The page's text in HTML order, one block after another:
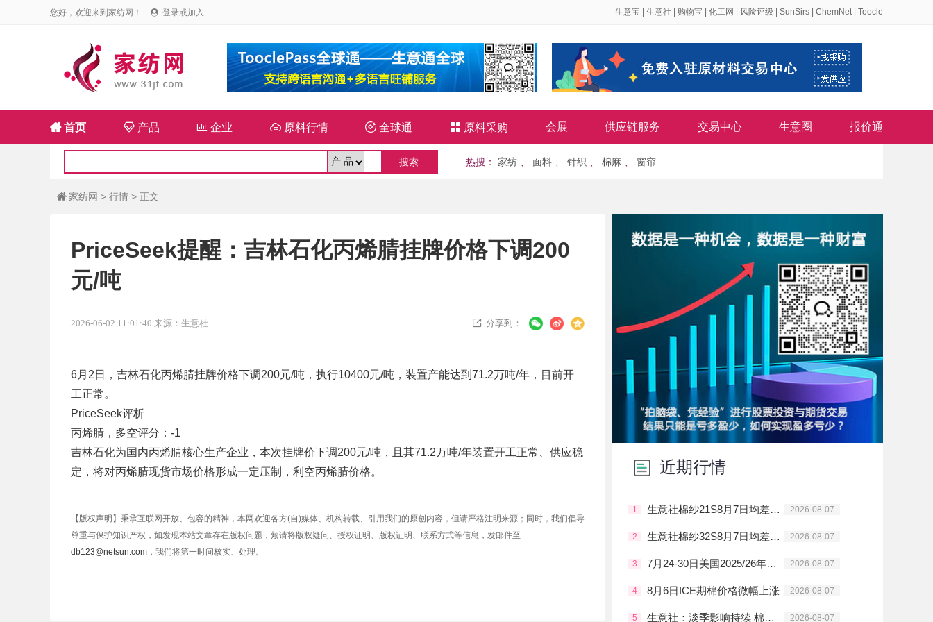
您好，欢迎来到家纺网！  登录或加入 生意宝 生意社 购物宝 化工网 风险评级 SunSirs ChemNet| Toocle
首页 产品  企业 原料行情  全球通  原料采购 会展 供应链服务 交易中心 生意圈 报价通
热搜 ： 家纺 面料 针织 棉麻 窗帘
 家纺网 > 行情 > 正文
PriceSeek提醒：吉林石化丙烯腈挂牌价格下调200
元/吨
2026-06-02 11:01:40 来源：生意社  分享到：
6月2日，吉林石化丙烯腈挂牌价格下调200元/吨，执行10400元/吨，装置产能达到71.2万吨/年，目前开
工正常。
PriceSeek评析
丙烯腈，多空评分：-1
吉林石化为国内丙烯腈核心生产企业，本次挂牌价下调200元/吨，且其71.2万吨/年装置开工正常、供应稳
定，将对丙烯腈现货市场价格形成一定压制，利空丙烯腈价格。
【版权声明】秉承互联网开放、包容的精神，本网欢迎各方(自)媒体、机构转载、引用我们的原创内容，但请严格注明来源；同时，我们倡导
尊重与保护知识产权，如发现本站文章存在版权问题，烦请将版权疑问、授权证明、版权证明、联系方式等信息，发邮件至
db123@netsun.com ，我们将第一时间核实、处理。
近期行情
1 生意社棉纱21S8月7日均差为-15.00元/吨 由负向扩大转为缩小 2026-08-07
2 生意社棉纱32S8月7日均差为-22.50元/吨 由负向扩大转为缩小 2026-08-07
3 7月24-30日美国2025/26年度陆地棉净出口签约量创年度新低 2026-08-07
4 8月6日ICE期棉价格微幅上涨 2026-08-07
5 生意社：淡季影响持续 棉纱需求清淡 2026-08-07